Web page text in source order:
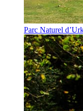
Parc Naturel